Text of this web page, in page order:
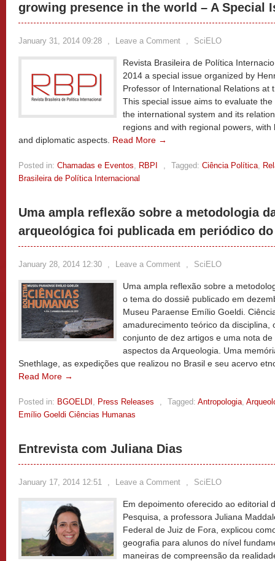
growing presence in the world – A Special
January 31, 2014 09:28 , Leave a Comment , SciELO
Revista Brasileira de Política
2014 a special issue organized by
Professor of International Relations at
This special issue aims to evaluate
the international system and its
regions and with regional powers,
and diplomatic aspects. Read More →
Posted in: Chamadas e Eventos, RBPI , Tagged: Ciência Política,
Brasileira de Política Internacional
Uma ampla reflexão sobre a metodologia
arqueológica foi publicada em periódico
January 28, 2014 12:30 , Leave a Comment , SciELO
Uma ampla reflexão sobre a
o tema do dossiê publicado em
Museu Paraense Emílio Goeldi.
amadurecimento teórico da disciplina,
conjunto de dez artigos e uma nota
aspectos da Arqueologia. Uma
Snethlage, as expedições que realizou no Brasil e seu acervo
Read More →
Posted in: BGOELDI , Press Releases , Tagged: Antropologia,
Emílio Goeldi Ciências Humanas
Entrevista com Juliana Dias
January 17, 2014 12:51 , Leave a Comment , SciELO
Em depoimento oferecido ao editorial
Pesquisa, a professora Juliana
Federal de Juiz de Fora, explicou
geografia para alunos do nível
maneiras de compreensão da